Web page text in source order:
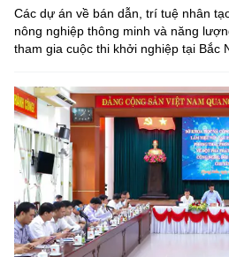
Các dự án về bán dẫn, trí tuệ nhân
nông nghiệp thông minh và năng
tham gia cuộc thi khởi nghiệp tại Bắc